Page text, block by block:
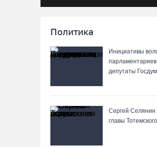
Политика
Инициативы
депутаты
Сергей Селянин
главы